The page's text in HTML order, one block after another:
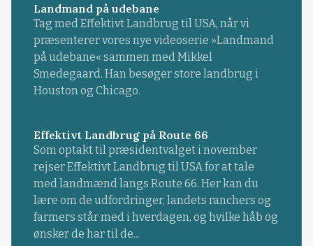
Landmand på udebane
Tag med Effektivt Landbrug til USA, når vi
præsenterer vores nye videoserie »Landmand
på udebane« sammen med Mikkel
Smedegaard. Han besøger store landbrug i
Houston og Chicago.
Effektivt Landbrug på Route 66
Som optakt til præsidentvalget i november
rejser Effektivt Landbrug til USA for at tale
med landmænd langs Route 66. Her kan du
lære om de udfordringer, landets ranchers og
farmers står med i hverdagen, og hvilke håb og
ønsker de har til de...